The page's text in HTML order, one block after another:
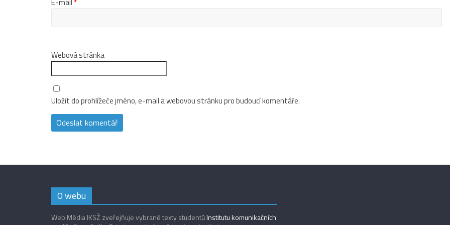
E-mail *
Webová stránka
Uložit do prohlížeče jméno, e-mail a webovou stránku pro budoucí komentáře.
O webu
Web Média IKSŽ zveřejňuje vybrané texty studentůInstitutu komunikačních